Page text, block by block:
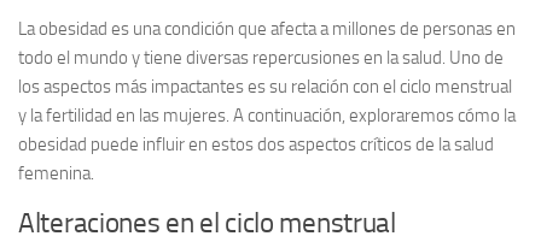
La obesidad es una condición que afecta a millones de personas en
todo el mundo y tiene diversas repercusiones en la salud. Uno de
los aspectos más impactantes es su relación con el ciclo menstrual
y la fertilidad en las mujeres. A continuación, exploraremos cómo la
obesidad puede influir en estos dos aspectos críticos de la salud
femenina.
Alteraciones en el ciclo menstrual